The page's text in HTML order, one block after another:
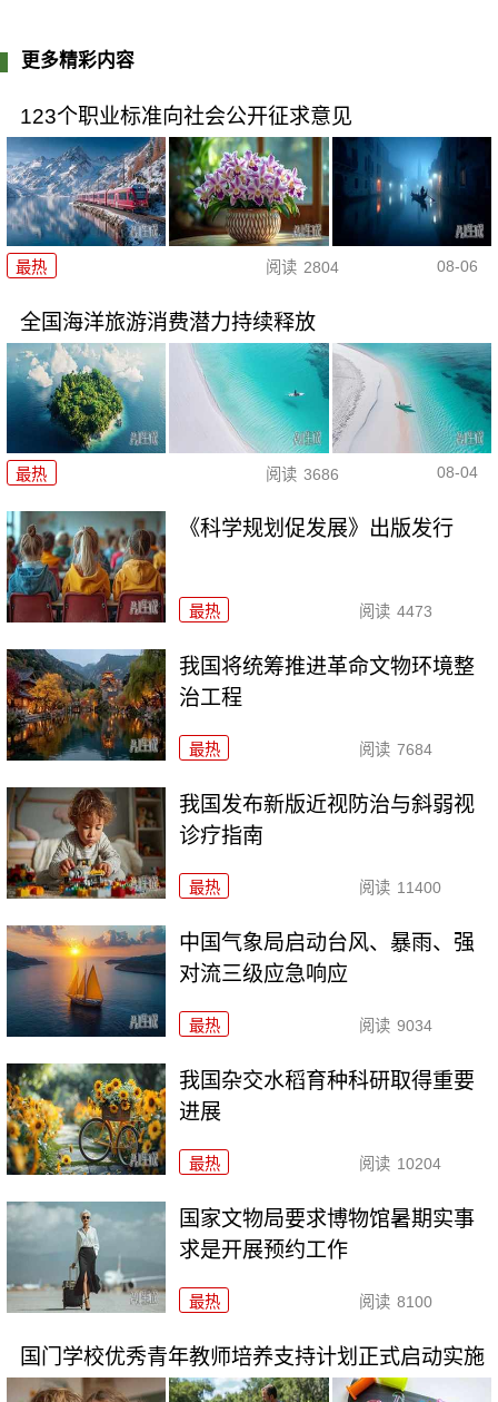
更多精彩内容
123个职业标准向社会公开征求意见
最热 阅读 2804 08-06
全国海洋旅游消费潜力持续释放
最热 阅读 3686 08-04
《科学规划促发展》出版发行
最热 阅读 4473
我国将统筹推进革命文物环境整
治工程
最热 阅读 7684
我国发布新版近视防治与斜弱视
诊疗指南
最热 阅读 11400
中国气象局启动台风、暴雨、强
对流三级应急响应
最热 阅读 9034
我国杂交水稻育种科研取得重要
进展
最热 阅读 10204
国家文物局要求博物馆暑期实事
求是开展预约工作
最热 阅读 8100
国门学校优秀青年教师培养支持计划正式启动实施